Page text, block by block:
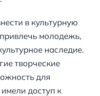
в культурную
молодежь,
наследие.
творческие
для
доступ к